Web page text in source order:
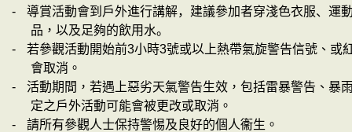
-
導賞活動會到戶外進行講解，建議參加者穿淺色衣服、運
品 ，以及足夠的飲用水。
-
若參觀活動開始前3小時3號或以上熱帶氣旋警告信號、或
會取消。
-
活動期間，若遇上惡劣天氣警告生效，包括雷暴警告、暴
定之戶外活動可能會被更改或取消。
-
請所有參觀人士保持警惕及良好的個人衞生。